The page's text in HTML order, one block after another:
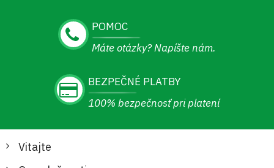
POMOC
Máte otázky? Napíšte nám.
BEZPEČNÉ PLATBY
100% bezpečnosť pri platení
Vitajte